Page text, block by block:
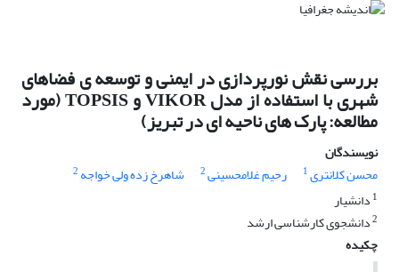
بررسی نقش نورپردازی در ایمنی و توسعه ی فضاهای
شهری با استفاده از مدل VIKOR و TOPSIS (مورد
مطالعه: پارک های ناحیه ای در تبریز)
نویسندگان
محسن کلانتری1 رحیم غلامحسینی2 شاهرخ زده ولی خواجه 2
1 دانشیار
2دانشجوی کارشناسی ارشد
چکیده